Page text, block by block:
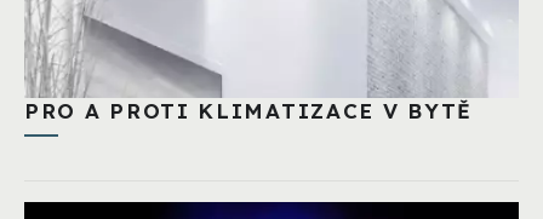
PRO A PROTI KLIMATIZACE V BYTĚ